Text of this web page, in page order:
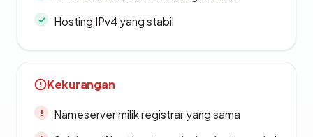
Hosting IPv4 yang stabil
Kekurangan
Nameserver milik registrar yang sama